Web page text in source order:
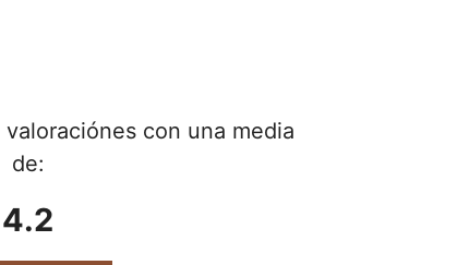
valoraciónes con una media
de:
4.2